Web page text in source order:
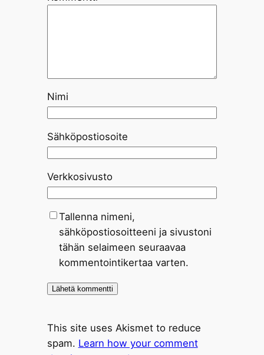
Nimi
Sähköpostiosoite
Verkkosivusto
Tallenna nimeni,
sähköpostiosoitteeni ja sivustoni
tähän selaimeen seuraavaa
kommentointikertaa varten.
This site uses Akismet to reduce
spam. Learn how your comment